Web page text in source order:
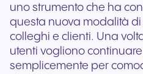
uno strumento che ha
questa nuova modalità
colleghi e clienti. Una
utenti vogliono
semplicemente per